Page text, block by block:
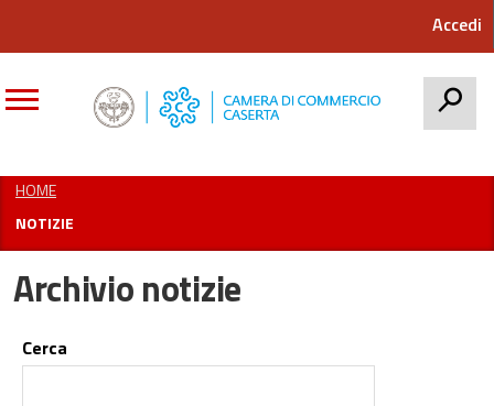
Accedi
HOME
NOTIZIE
Archivio notizie
Cerca